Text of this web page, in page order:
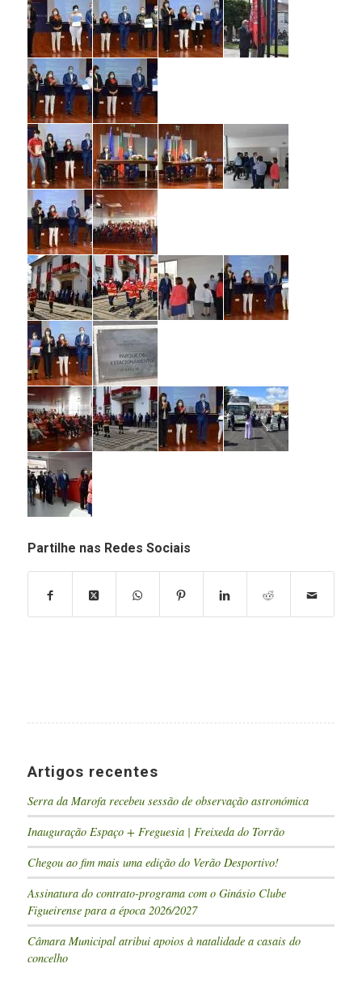
Partilhe nas Redes Sociais
Artigos recentes
Serra da Marofa recebeu sessão de observação astronómica
Inauguração Espaço + Freguesia | Freixeda do Torrão
Chegou ao fim mais uma edição do Verão Desportivo!
Assinatura do contrato-programa com o Ginásio Clube
Figueirense para a época 2026/2027
Câmara Municipal atribui apoios à natalidade a casais do
concelho